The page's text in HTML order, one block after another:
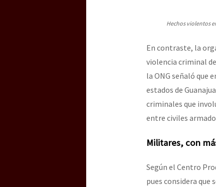
Hechos violentos
En contraste, la
violencia criminal
la ONG señaló que
estados de
criminales que
entre civiles
Militares, con
Según el Centro
pues considera